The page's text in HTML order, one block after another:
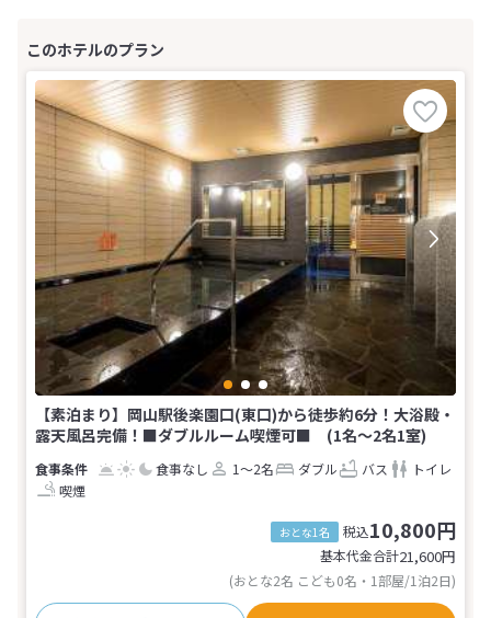
【素泊まり】岡山駅後楽園口(東口)から徒歩約6分！大浴殿・
露天風呂完備！■ダブルルーム喫煙可■ (1名～2名1室)
食事なし 1～2名 ダブル バス
トイレ
喫煙
おとな1名 税込10,800円
基本代金合計21,600円
(おとな2名 こども0名・1部屋/1泊2日)